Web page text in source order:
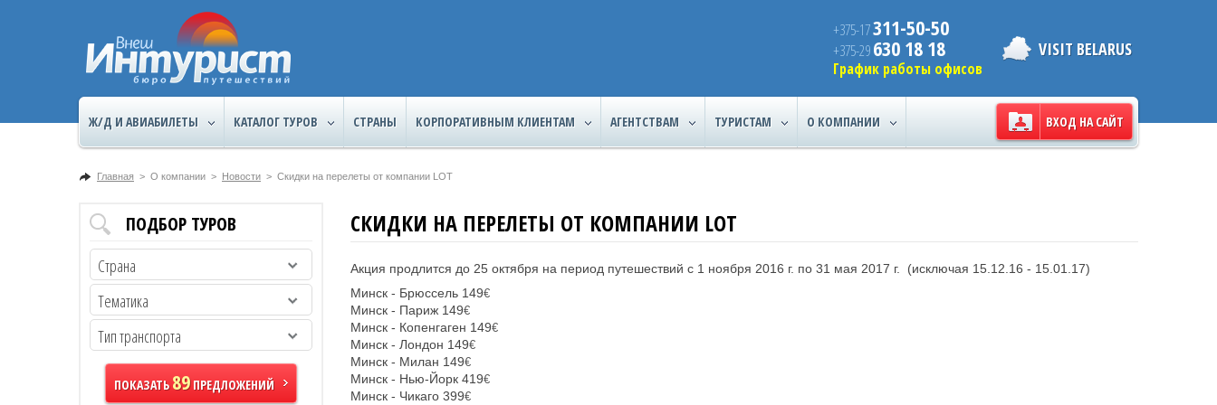
ВнешИнтурист
VISIT BELARUS
+375-17311-50-50
+375-29630 18 18
График работы офисов
Ж/Д И АВИАБИЛЕТЫ КАТАЛОГ ТУРОВ СТРАНЫ КОРПОРАТИВНЫМ КЛИЕНТАМ АГЕНТСТВАМ ТУРИСТАМ О КОМПАНИИ ВХОД НА САЙТ
Главная > О компании > Новости > Скидки на перелеты от компании LOT
ПОДБОР ТУРОВ
Страна
Тематика
Тип транспорта
ПОКАЗАТЬ89 ПРЕДЛОЖЕНИЙ
СКИДКИ НА ПЕРЕЛЕТЫ ОТ КОМПАНИИ LOT
Акция продлится до 25 октября на период путешествий с 1 ноября 2016 г. по 31 мая 2017 г. (исключая 15.12.16 - 15.01.17)
Минск - Брюссель 149€
Минск - Париж 149€
Минск - Копенгаген 149€
Минск - Лондон 149€
Минск - Милан 149€
Минск - Нью-Йорк 419€
Минск - Чикаго 399€